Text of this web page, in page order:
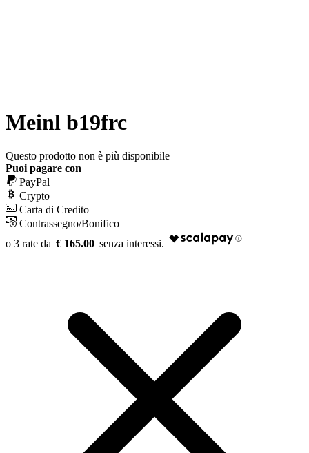
Meinl b19frc
Questo prodotto non è più disponibile
Puoi pagare con
PayPal
Crypto
Carta di Credito
Contrassegno/Bonifico
€ 165.00